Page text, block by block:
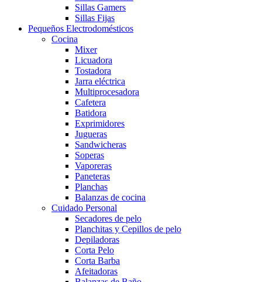
Sillas Gamers
Sillas Fijas
Pequeños Electrodomésticos
Cocina
Mixer
Licuadora
Tostadora
Jarra eléctrica
Multiprocesadora
Cafetera
Batidora
Exprimidores
Jugueras
Sandwicheras
Soperas
Vaporeras
Paneteras
Planchas
Balanzas de cocina
Cuidado Personal
Secadores de pelo
Planchitas y Cepillos de pelo
Depiladoras
Corta Pelo
Corta Barba
Afeitadoras